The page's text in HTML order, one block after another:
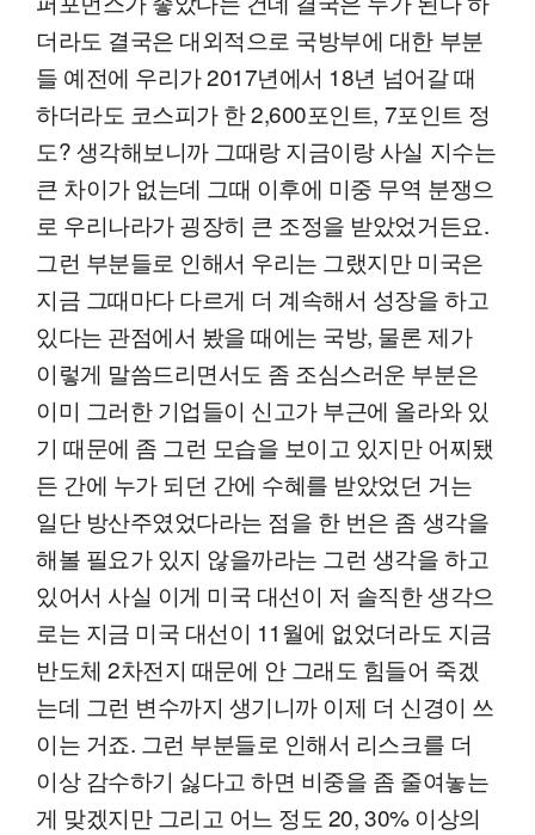
더라도 결국은 대외적으로 국방부에 대한 부분
들 예전에 우리가 2017년에서 18년 넘어갈 때
하더라도 코스피가 한 2,600포인트, 7포인트 정
도? 생각해보니까 그때랑 지금이랑 사실 지수는
큰 차이가 없는데 그때 이후에 미중 무역 분쟁으
로 우리나라가 굉장히 큰 조정을 받았었거든요.
그런 부분들로 인해서 우리는 그랬지만 미국은
지금 그때마다 다르게 더 계속해서 성장을 하고
있다는 관점에서 봤을 때에는 국방, 물론 제가
이렇게 말씀드리면서도 좀 조심스러운 부분은
이미 그러한 기업들이 신고가 부근에 올라와 있
기 때문에 좀 그런 모습을 보이고 있지만 어찌됐
든 간에 누가 되던 간에 수혜를 받았었던 거는
일단 방산주였었다라는 점을 한 번은 좀 생각을
해볼 필요가 있지 않을까라는 그런 생각을 하고
있어서 사실 이게 미국 대선이 저 솔직한 생각으
로는 지금 미국 대선이 11월에 없었더라도 지금
반도체 2차전지 때문에 안 그래도 힘들어 죽겠
는데 그런 변수까지 생기니까 이제 더 신경이 쓰
이는 거죠. 그런 부분들로 인해서 리스크를 더
이상 감수하기 싫다고 하면 비중을 좀 줄여놓는
게 맞겠지만 그리고 어느 정도 20, 30% 이상의